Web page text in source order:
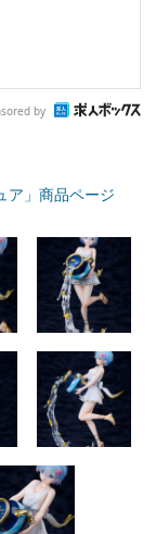
by
ア」商品ページ